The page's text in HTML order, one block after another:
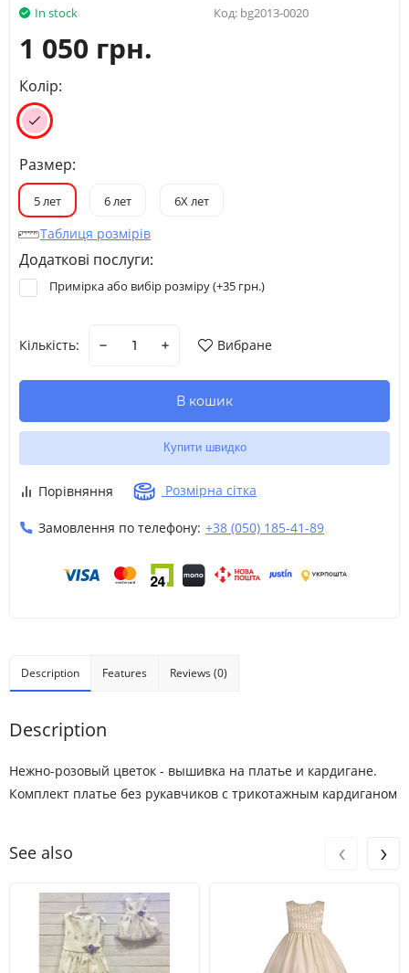
In stock Код: bg2013-0020
1 050 грн.
Колір:
Размер:
5 лет 6 лет 6Х лет
Таблиця розмірів
Додаткові послуги:
Примірка або вибір розміру (+35 грн.)
Кількість: Вибране
В кошик
Купити швидко
Порівняння Розмірна сітка
Замовлення по телефону: +38 (050) 185-41-89
Description Features Reviews (0)
Description
Нежно-розовый цветок - вышивка на платье и кардигане.
Комплект платье без рукавчиков с трикотажным кардиганом
See also ‹ ›